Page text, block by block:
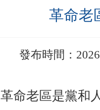
革命老
發布時間：
革命老區是黨和